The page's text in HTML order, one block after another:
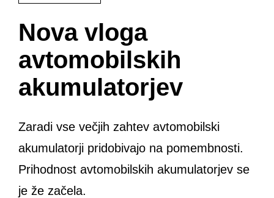
Nova vloga
avtomobilskih
akumulatorjev
Zaradi vse večjih zahtev avtomobilski
akumulatorji pridobivajo na pomembnosti.
Prihodnost avtomobilskih akumulatorjev se
je že začela.